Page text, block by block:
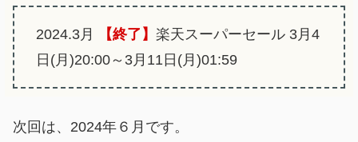
2024.3月 【終了】 楽天スーパーセール 3月4
日(月)20:00～3月11日(月)01:59
次回は、2024年６月です。